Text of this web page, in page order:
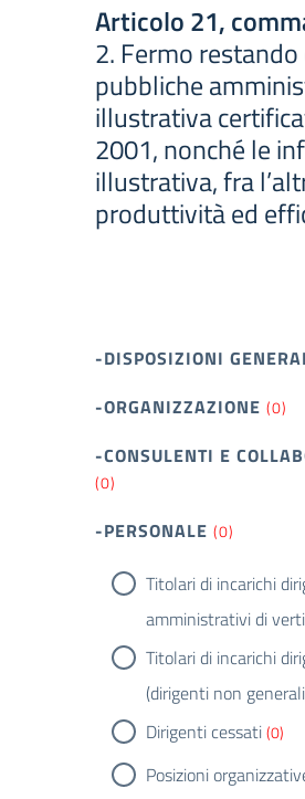
Articolo 21,
2. Fermo
pubbliche
illustrativa
2001, nonché le
illustrativa, fra
produttività ed
-DISPOSIZIONI
-ORGANIZZAZIONE (0)
-CONSULENTI E
(0)
-PERSONALE (0)
Titolari di incarichi
amministrativi di
Titolari di incarichi
(dirigenti non
Dirigenti cessati(0)
Posizioni